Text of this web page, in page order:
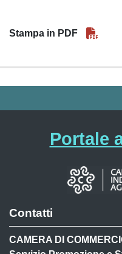
Stampa in PDF
Portale
Contatti
CAMERA DI